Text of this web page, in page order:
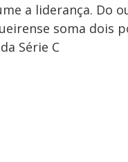
a liderança.
soma dois
Série C